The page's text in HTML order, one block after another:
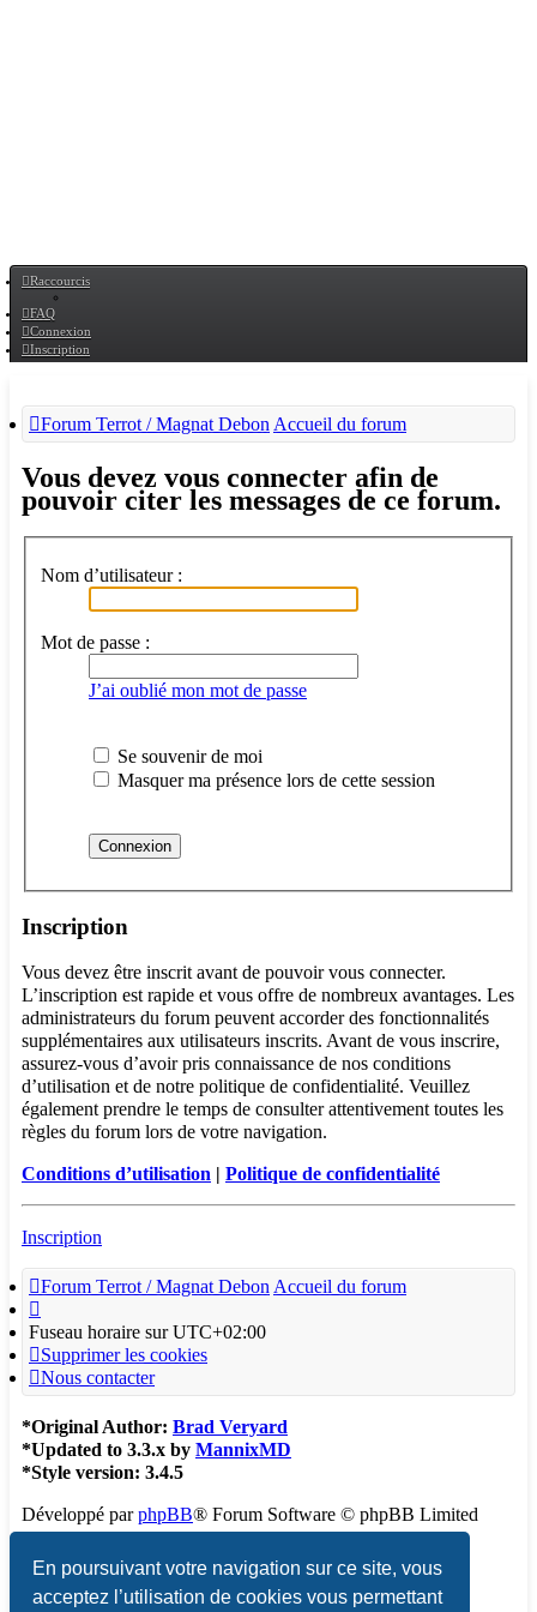
En poursuivant votre navigation sur ce site, vous
acceptez l’utilisation de cookies vous permettant
Raccourcis
FAQ
Connexion
Inscription
Forum Terrot / Magnat Debon Accueil du forum
Vous devez vous connecter afin de
pouvoir citer les messages de ce forum.
Nom d’utilisateur :
Mot de passe :
J’ai oublié mon mot de passe
Se souvenir de moi
Masquer ma présence lors de cette session
Inscription
Vous devez être inscrit avant de pouvoir vous connecter.
L’inscription est rapide et vous offre de nombreux avantages. Les
administrateurs du forum peuvent accorder des fonctionnalités
supplémentaires aux utilisateurs inscrits. Avant de vous inscrire,
assurez-vous d’avoir pris connaissance de nos conditions
d’utilisation et de notre politique de confidentialité. Veuillez
également prendre le temps de consulter attentivement toutes les
règles du forum lors de votre navigation.
Conditions d’utilisation | Politique de confidentialité
Inscription
Forum Terrot / Magnat Debon Accueil du forum
Fuseau horaire surUTC+02:00
Supprimer les cookies
Nous contacter
*Original Author: Brad Veryard
*Updated to 3.3.x by MannixMD
*Style version: 3.4.5
Développé parphpBB® Forum Software © phpBB Limited
Traduction française officielle© Qiaeru
Confidentialité | Conditions